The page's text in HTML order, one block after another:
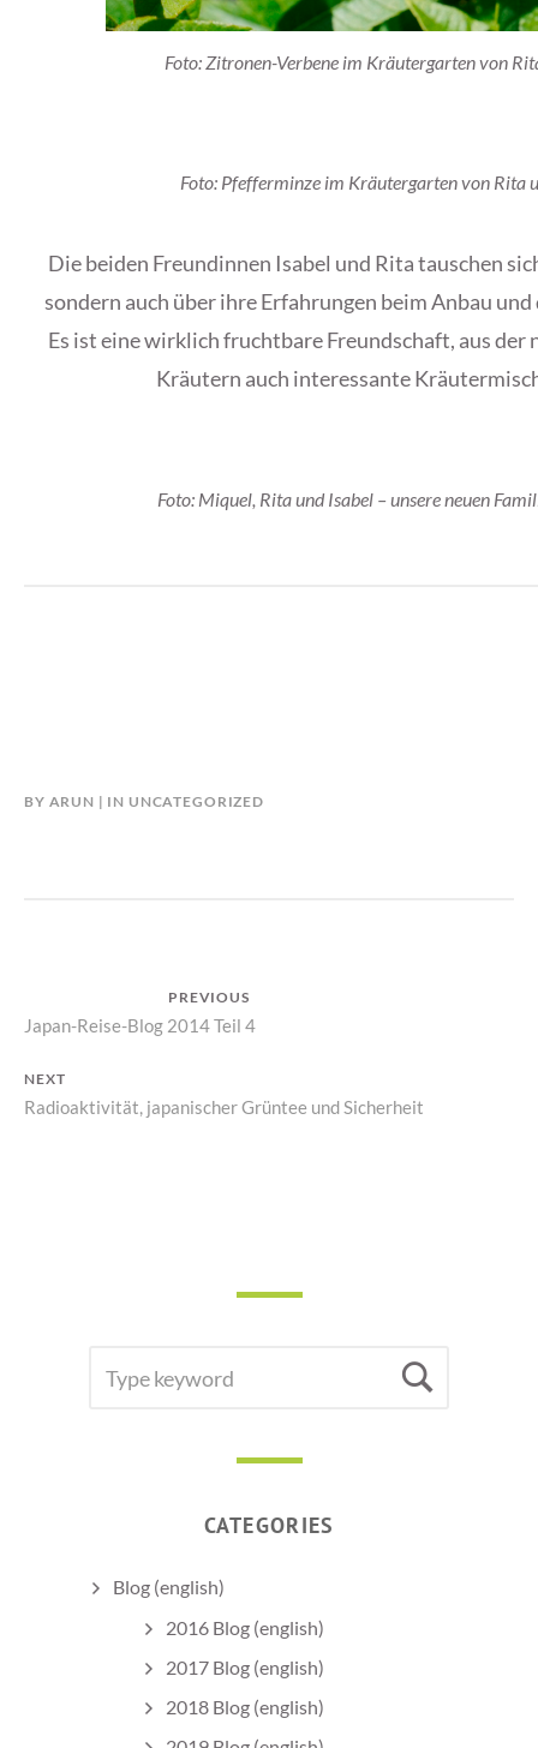
Foto: Zitronen-Verbene im Kräutergarten von
Foto: Pfefferminze im Kräutergarten von Rita
Die beiden Freundinnen Isabel und Rita tauschen
sondern auch über ihre Erfahrungen beim Anbau
Es ist eine wirklich fruchtbare Freundschaft, aus der
Kräutern auch interessante
Foto: Miquel, Rita und Isabel – unsere neuen
BY ARUN IN UNCATEGORIZED
NAVIGATION
PREVIOUS
Previous
Japan-Reise-Blog 2014 Teil 4
NEXT
Next
Radioaktivität, japanischer Grüntee und Sicherheit
FOR:
CATEGORIES
Blog (english)
2016 Blog (english)
2017 Blog (english)
2018 Blog (english)